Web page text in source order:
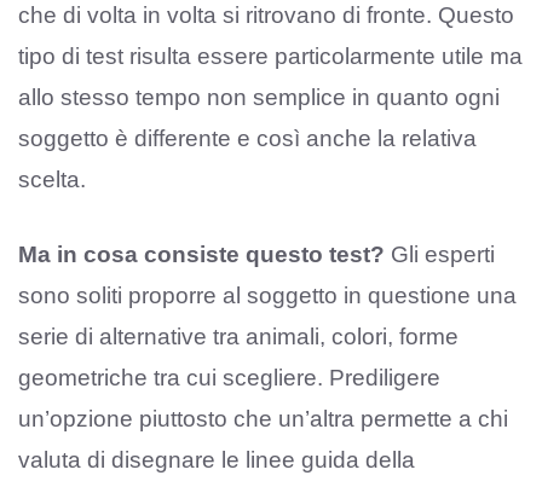
che di volta in volta si ritrovano di fronte. Questo
tipo di test risulta essere particolarmente utile ma
allo stesso tempo non semplice in quanto ogni
soggetto è differente e così anche la relativa
scelta.
Ma in cosa consiste questo test? Gli esperti
sono soliti proporre al soggetto in questione una
serie di alternative tra animali, colori, forme
geometriche tra cui scegliere. Prediligere
un’opzione piuttosto che un’altra permette a chi
valuta di disegnare le linee guida della